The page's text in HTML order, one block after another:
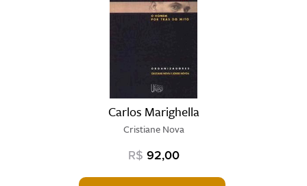
Carlos Marighella
Cristiane Nova
R$ 92,00